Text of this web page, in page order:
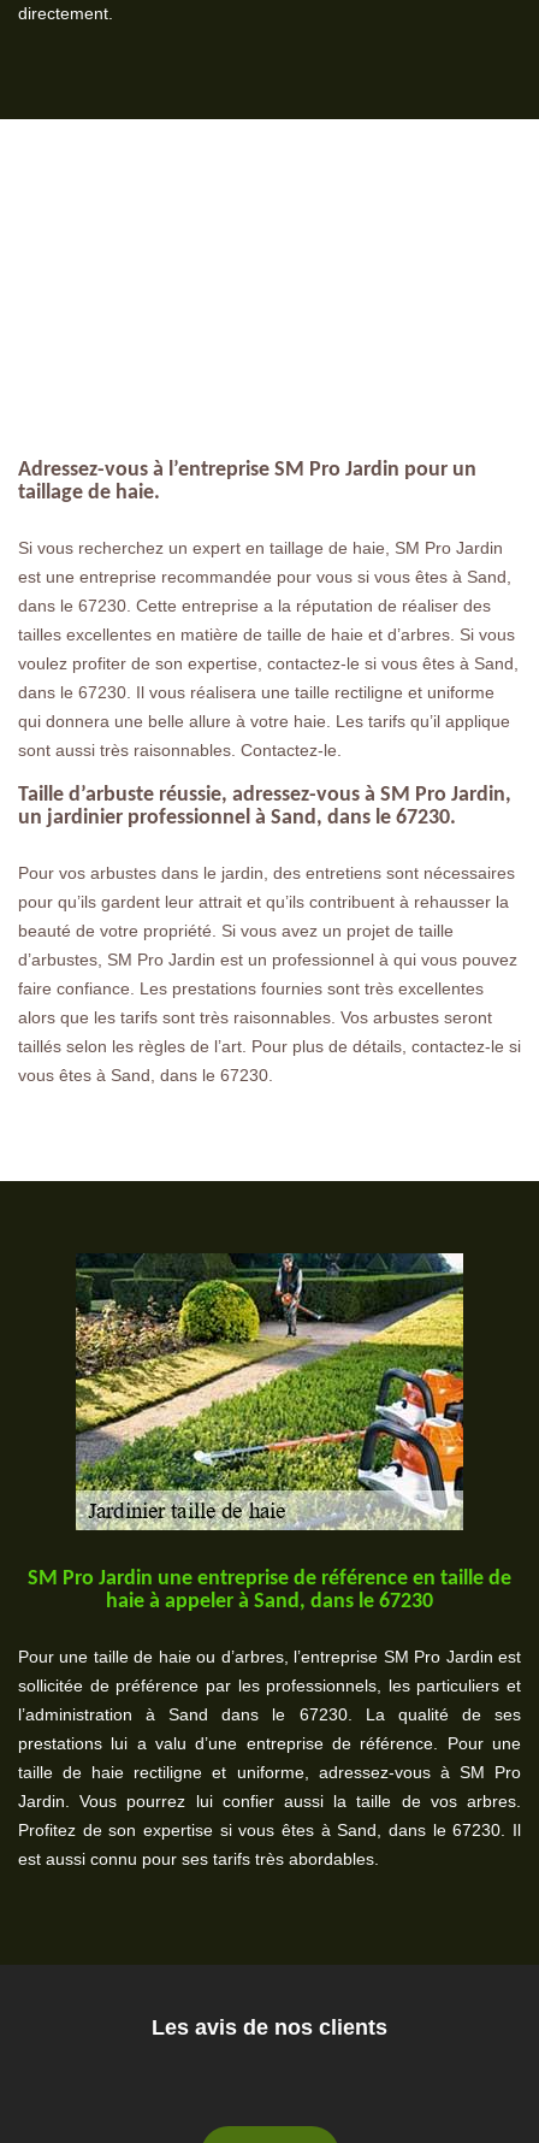
directement.
Adressez-vous à l’entreprise SM Pro Jardin pour un
taillage de haie.
Si vous recherchez un expert en taillage de haie, SM Pro Jardin
est une entreprise recommandée pour vous si vous êtes à Sand,
dans le 67230. Cette entreprise a la réputation de réaliser des
tailles excellentes en matière de taille de haie et d’arbres. Si vous
voulez profiter de son expertise, contactez-le si vous êtes à Sand,
dans le 67230. Il vous réalisera une taille rectiligne et uniforme
qui donnera une belle allure à votre haie. Les tarifs qu’il applique
sont aussi très raisonnables. Contactez-le.
Taille d’arbuste réussie, adressez-vous à SM Pro Jardin,
un jardinier professionnel à Sand, dans le 67230.
Pour vos arbustes dans le jardin, des entretiens sont nécessaires
pour qu’ils gardent leur attrait et qu’ils contribuent à rehausser la
beauté de votre propriété. Si vous avez un projet de taille
d’arbustes, SM Pro Jardin est un professionnel à qui vous pouvez
faire confiance. Les prestations fournies sont très excellentes
alors que les tarifs sont très raisonnables. Vos arbustes seront
taillés selon les règles de l’art. Pour plus de détails, contactez-le si
vous êtes à Sand, dans le 67230.
SM Pro Jardin une entreprise de référence en taille de
haie à appeler à Sand, dans le 67230
Pour une taille de haie ou d’arbres, l’entreprise SM Pro Jardin est
sollicitée de préférence par les professionnels, les particuliers et
l’administration à Sand dans le 67230. La qualité de ses
prestations lui a valu d’une entreprise de référence. Pour une
taille de haie rectiligne et uniforme, adressez-vous à SM Pro
Jardin. Vous pourrez lui confier aussi la taille de vos arbres.
Profitez de son expertise si vous êtes à Sand, dans le 67230. Il
est aussi connu pour ses tarifs très abordables.
Les avis de nos clients